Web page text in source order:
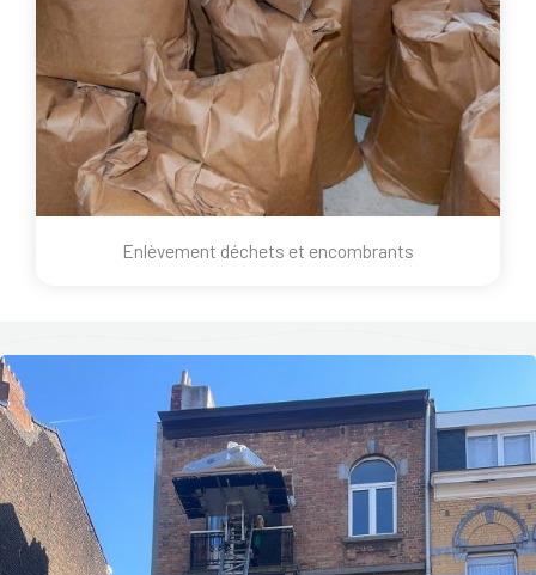
Enlèvement déchets et encombrants